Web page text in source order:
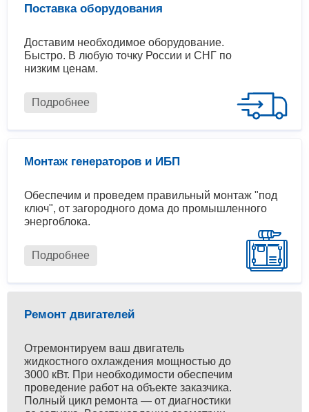
Поставка оборудования
Доставим необходимое оборудование.
Быстро. В любую точку России и СНГ по
низким ценам.
Подробнее
Монтаж генераторов и ИБП
Обеспечим и проведем правильный монтаж "под
ключ", от загородного дома до промышленного
энергоблока.
Подробнее
Ремонт двигателей
Отремонтируем ваш двигатель
жидкостного охлаждения мощностью до
3000 кВт. При необходимости обеспечим
проведение работ на объекте заказчика.
Полный цикл ремонта — от диагностики